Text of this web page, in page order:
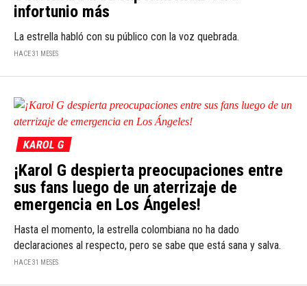
infortunio más
La estrella habló con su público con la voz quebrada.
HACE 31 MESES
KAROL G
¡Karol G despierta preocupaciones entre
sus fans luego de un aterrizaje de
emergencia en Los Ángeles!
Hasta el momento, la estrella colombiana no ha dado
declaraciones al respecto, pero se sabe que está sana y salva.
HACE 31 MESES